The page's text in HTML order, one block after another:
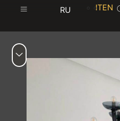
содержимому RU ITEN